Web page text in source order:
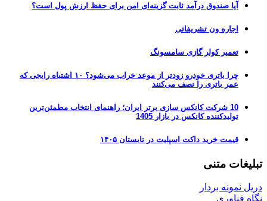
آیا صندوق درآمد ثابت گزینه‌ای امن برای حفظ ارزش پول است؟
اجاره ون تشریفاتی
تعمیر کولر گازی سامسونگ
چرا باتری خودرو زودتر از موعد خراب می‌شود؟ ۱۰ اشتباه رایجی که
عمر باتری را نصف می‌کنند
10 شرکت کانکس سازی برتر ایران؛ راهنمای انتخاب مطمئن‌ترین
تولیدکننده کانکس در بازار 1405
قیمت خرید داکت اسپلیت در تابستان ۱۴۰۵
تبلیغات متنی
دریل نمونه بردار
نگاه فناوری